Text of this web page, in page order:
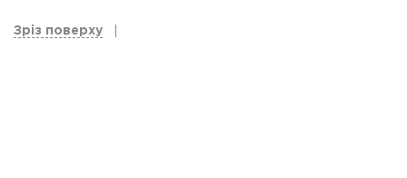
Зріз поверху